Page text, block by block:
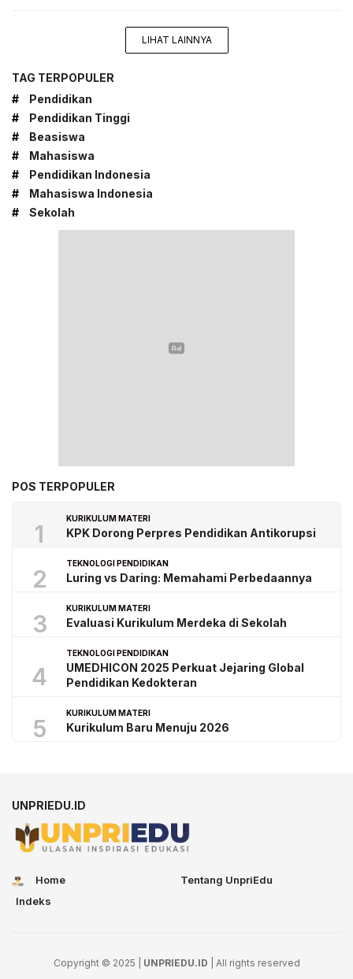
LIHAT LAINNYA
TAG TERPOPULER
#
Pendidikan
#
Pendidikan Tinggi
#
Beasiswa
#
Mahasiswa
#
Pendidikan Indonesia
#
Mahasiswa Indonesia
#
Sekolah
POS TERPOPULER
1
KURIKULUM MATERI
KPK Dorong Perpres Pendidikan Antikorupsi
2
TEKNOLOGI PENDIDIKAN
Luring vs Daring: Memahami Perbedaannya
3
KURIKULUM MATERI
Evaluasi Kurikulum Merdeka di Sekolah
4
TEKNOLOGI PENDIDIKAN
UMEDHICON 2025 Perkuat Jejaring Global
Pendidikan Kedokteran
5
KURIKULUM MATERI
Kurikulum Baru Menuju 2026
UNPRIEDU.ID
Home
Tentang UnpriEdu
Indeks
Copyright © 2025 | UNPRIEDU.ID | All rights reserved